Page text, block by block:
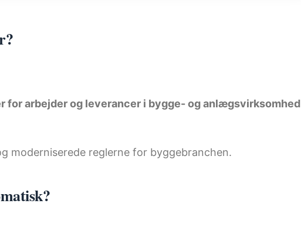
for arbejder og leverancer i bygge- og anlægsvirksomhed
moderniserede reglerne for byggebranchen.